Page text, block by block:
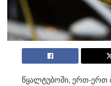
წყალტუბოში, ერთ-ერთ